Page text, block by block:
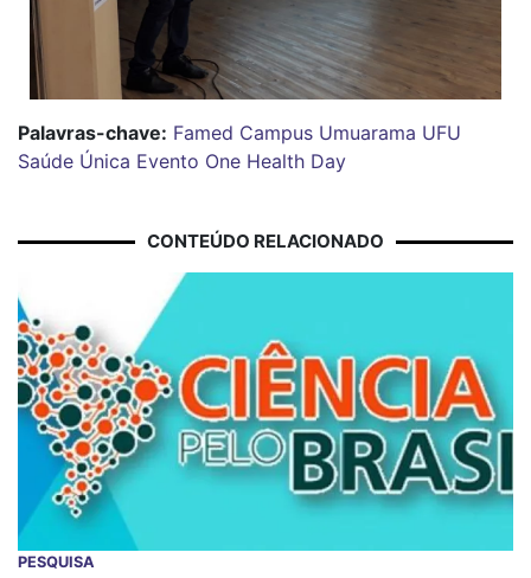
Palavras-chave: Famed Campus Umuarama UFU
Saúde Única Evento One Health Day
CONTEÚDO RELACIONADO
PESQUISA